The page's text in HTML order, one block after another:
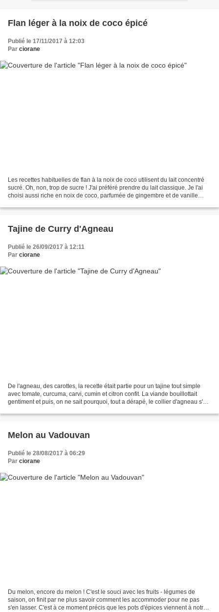
Flan léger à la noix de coco épicé
Publié le 17/11/2017 à 12:03
Par ciorane
Les recettes habituelles de flan à la noix de coco utilisent du lait concentré
sucré. Oh, non, trop de sucre ! J'ai préféré prendre du lait classique. Je l'ai
choisi aussi riche en noix de coco, parfumée de gingembre et de vanille
Tajine de Curry d'Agneau
Publié le 26/09/2017 à 12:11
Par ciorane
De l'agneau, des carottes, la recette était partie pour un tajine tout simple
avec tomate, curcuma, carvi, cumin et citron confit. La viande bouillottait
gentiment et puis, on ne sait pourquoi, tout a dérapé, le collier d'agneau s'en
Melon au Vadouvan
Publié le 28/08/2017 à 06:29
Par ciorane
Du melon, encore du melon ! C'est le souci avec les fruits - légumes de
saison, on finit par ne plus savoir comment les accommoder pour ne pas
s'en lasser. C'est à ce moment précis que les pots d'épices viennent à notre